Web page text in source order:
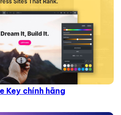
Key chính hãng